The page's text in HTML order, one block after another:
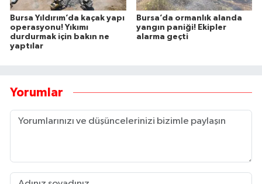
Bursa Yıldırım’da kaçak yapı
operasyonu! Yıkımı
durdurmak için bakın ne
yaptılar
Bursa’da ormanlık alanda
yangın paniği! Ekipler
alarma geçti
Yorumlar